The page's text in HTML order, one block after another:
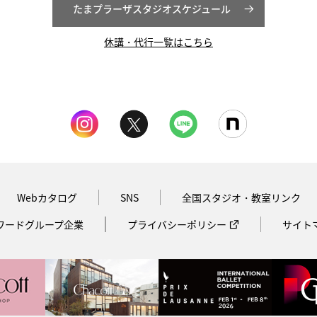
たまプラーザスタジオスケジュール
休講・代行一覧はこちら
Webカタログ SNS
全国スタジオ・教室リンク
ードグループ企業
プライバシーポリシー サイト